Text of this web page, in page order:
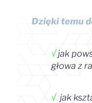
Dzięki temu
√jak
głowa z
√ jak